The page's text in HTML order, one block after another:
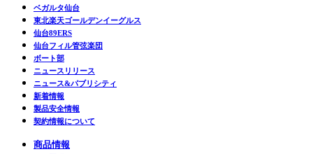
ベガルタ仙台
東北楽天ゴールデンイーグルス
仙台89ERS
仙台フィル管弦楽団
ボート部
ニュースリリース
ニュース&パブリシティ
新着情報
製品安全情報
契約情報について
商品情報